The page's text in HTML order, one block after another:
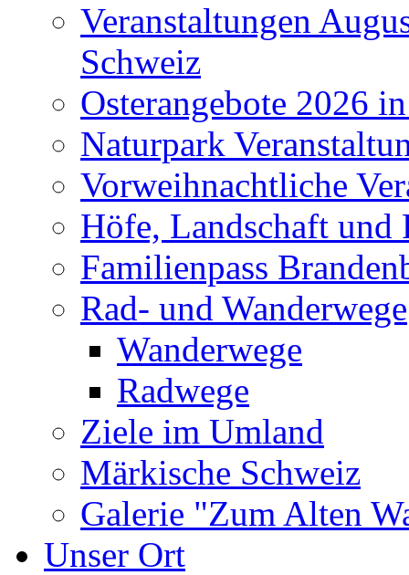
Veranstaltungen
Schweiz
Osterangebote 2026
Naturpark
Vorweihnachtliche
Höfe, Landschaft und
Familienpass
Rad- und Wanderwege
Wanderwege
Radwege
Ziele im Umland
Märkische Schweiz
Galerie "Zum Alten
Unser Ort